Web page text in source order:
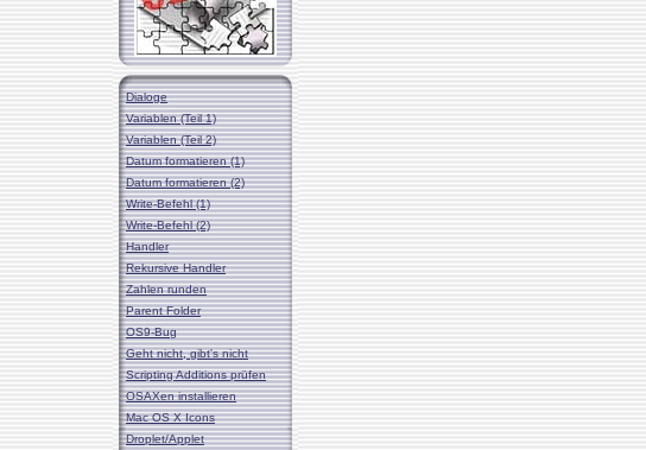
Dialoge
Variablen (Teil 1)
Variablen (Teil 2)
Datum formatieren (1)
Datum formatieren (2)
Write-Befehl (1)
Write-Befehl (2)
Handler
Rekursive Handler
Zahlen runden
Parent Folder
OS9-Bug
Geht nicht, gibt's nicht
Scripting Additions prüfen
OSAXen installieren
Mac OS X Icons
Droplet/Applet